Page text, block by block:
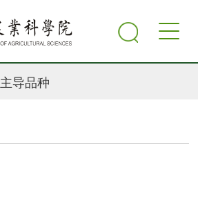
主导品种